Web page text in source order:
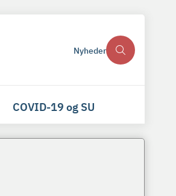
Nyheder
COVID-19 og SU